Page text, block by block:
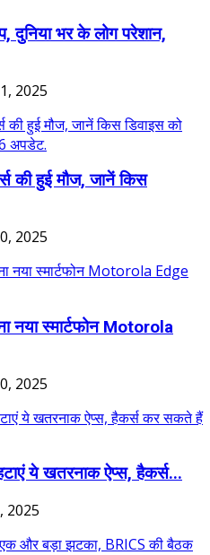
भर के लोग परेशान,
2025
की हुई मौज, जानें क‍िस
2025
नया स्मार्टफोन Motorola
2025
ये खतरनाक ऐप्स, हैकर्स...
2025